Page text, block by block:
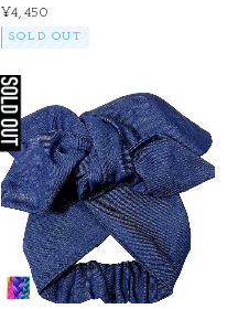
¥4,450
SOLD OUT